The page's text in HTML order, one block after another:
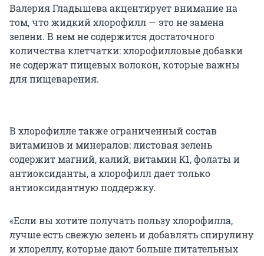
Валерия Гладышева акцентирует внимание на
том, что жидкий хлорофилл — это не замена
зелени. В нем не содержится достаточного
количества клетчатки: хлорофилловые добавки
не содержат пищевых волокон, которые важны
для пищеварения.
В хлорофилле также ограниченный состав
витаминов и минералов: листовая зелень
содержит магний, калий, витамин К1, фолаты и
антиоксиданты, а хлорофилл дает только
антиоксидантную поддержку.
«Если вы хотите получать пользу хлорофилла,
лучше есть свежую зелень и добавлять спирулину
и хлореллу, которые дают больше питательных